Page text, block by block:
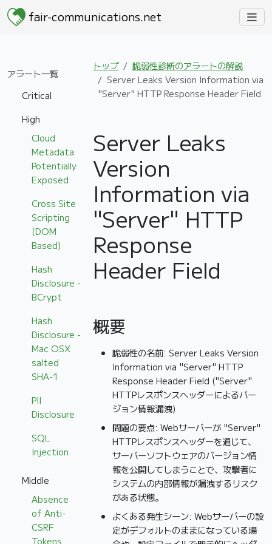
fair-communications.net
アラート一覧
Critical
High
Cloud
Metadata
Potentially
Exposed
Cross Site
Scripting
(DOM
Based)
Hash
Disclosure -
BCrypt
Hash
Disclosure -
Mac OSX
salted
SHA-1
PII
Disclosure
SQL
Injection
Middle
Absence
of Anti-
CSRF
Tokens
トップ
脆弱性診断のアラートの解説
Server Leaks Version Information via
"Server" HTTP Response Header Field
Server Leaks
Version
Information via
"Server" HTTP
Response
Header Field
概要
脆弱性の名前: Server Leaks Version
Information via "Server" HTTP
Response Header Field ("Server"
HTTPレスポンスヘッダーによるバー
ジョン情報漏洩)
問題の要点: Webサーバーが "Server"
HTTPレスポンスヘッダーを通じて、
サーバーソフトウェアのバージョン情
報を公開してしまうことで、攻撃者に
システムの内部情報が漏洩するリスク
がある状態。
よくある発生シーン: Webサーバーの設
定がデフォルトのままになっている場